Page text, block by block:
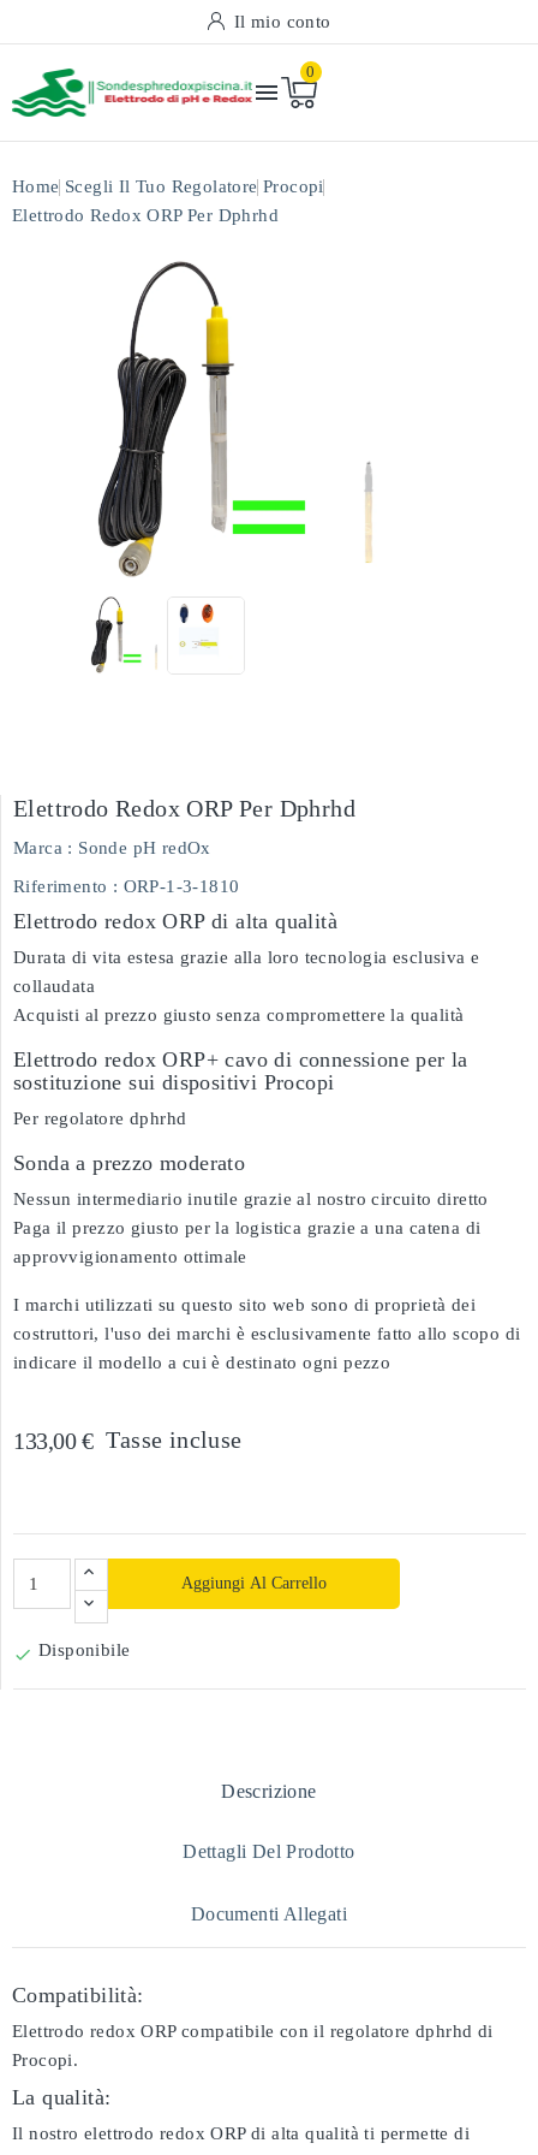
Il mio conto

0
Home Scegli Il Tuo Regolatore Procopi
Elettrodo Redox ORP Per Dphrhd
Elettrodo Redox ORP Per Dphrhd
Marca : Sonde pH redOx
Riferimento : ORP-1-3-1810
Elettrodo redox ORP di alta qualità
Durata di vita estesa grazie alla loro tecnologia esclusiva e
collaudata
Acquisti al prezzo giusto senza compromettere la qualità
Elettrodo redox ORP+ cavo di connessione per la
sostituzione sui dispositivi Procopi
Per regolatore dphrhd
Sonda a prezzo moderato
Nessun intermediario inutile grazie al nostro circuito diretto
Paga il prezzo giusto per la logistica grazie a una catena di
approvvigionamento ottimale
I marchi utilizzati su questo sito web sono di proprietà dei
costruttori, l'uso dei marchi è esclusivamente fatto allo scopo di
indicare il modello a cui è destinato ogni pezzo
133,00 € Tasse incluse
Aggiungi Al Carrello
 Disponibile
Descrizione
Dettagli Del Prodotto
Documenti Allegati
Compatibilità:
Elettrodo redox ORP compatibile con il regolatore dphrhd di
Procopi.
La qualità:
Il nostro elettrodo redox ORP di alta qualità ti permette di